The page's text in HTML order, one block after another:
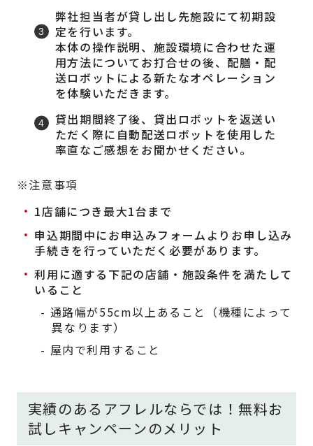
弊社担当者が貸し出し先施設にて初期設
定を行います。
本体の操作説明、施設環境に合わせた運
用方法についてお打合せの後、配膳・配
送ロボットによる新たなオペレーション
を体験いただきます。
貸出期間終了後、貸出ロボットを返送い
ただく際に自動配送ロボットを使用した
率直なご感想をお聞かせください。
※注意事項
1店舗につき最大1台まで
申込期間中にお申込みフォームよりお申し込み
手続きを行っていただく必要があります。
利用に適する下記の店舗・施設条件を満たして
いること
- 通路幅が55cm以上あること（機種によって
異なります）
- 屋内で利用すること
実績のあるアフレルならでは！無料お
試しキャンペーンのメリット